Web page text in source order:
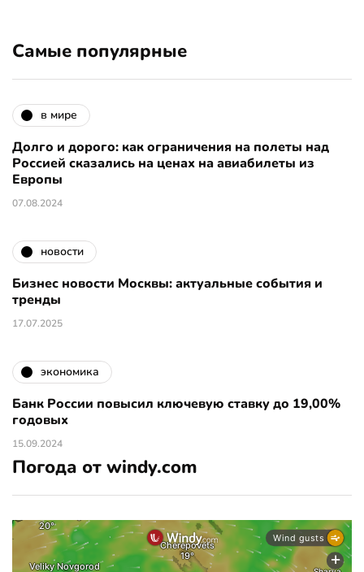
Самые популярные
в мире
Долго и дорого: как ограничения на полеты над
Россией сказались на ценах на авиабилеты из
Европы
07.08.2024
новости
Бизнес новости Москвы: актуальные события и
тренды
17.07.2025
экономика
Банк России повысил ключевую ставку до 19,00%
годовых
15.09.2024
Погода от windy.com